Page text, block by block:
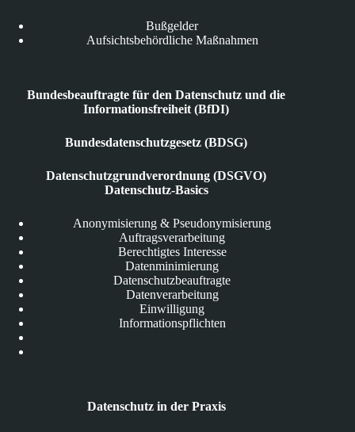
Bußgelder
Aufsichtsbehördliche Maßnahmen
Bundesbeauftragte für den Datenschutz und die
Informationsfreiheit (BfDI)
Bundesdatenschutzgesetz (BDSG)
Datenschutzgrundverordnung (DSGVO)
Datenschutz-Basics
Anonymisierung & Pseudonymisierung
Auftragsverarbeitung
Berechtigtes Interesse
Datenminimierung
Datenschutzbeauftragte
Datenverarbeitung
Einwilligung
Informationspflichten
Datenschutz in der Praxis